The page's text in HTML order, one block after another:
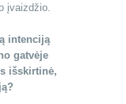
įvaizdžio.
intenciją
gatvėje
išskirtinė,